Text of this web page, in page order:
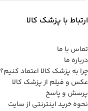
ارتباط با پزشک کالا
تماس با ما
درباره ما
چرا به پزشک کالا اعتماد کنیم؟
عکس و فیلم از پزشک کالا
پرسش و پاسخ
نحوه خرید اینترنتی از سایت